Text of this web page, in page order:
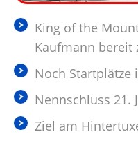
King of the
Kaufmann bereit
Noch Startplätze
Nennschluss 21.
Ziel am